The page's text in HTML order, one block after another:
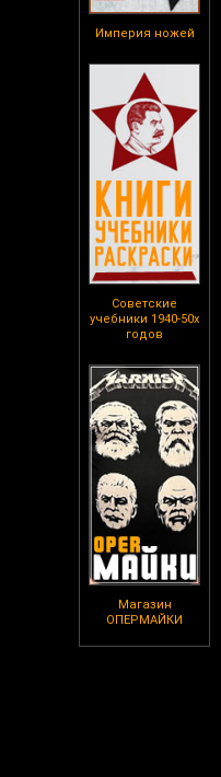
Империя ножей
Советские
учебники 1940-50х
годов
Магазин
ОПЕРМАЙКИ